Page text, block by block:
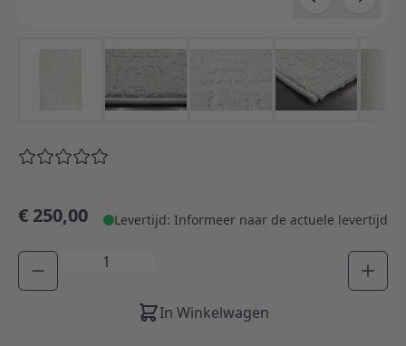
€ 250,00 Levertijd: Informeer naar de actuele levertijd
Aantal
In Winkelwagen